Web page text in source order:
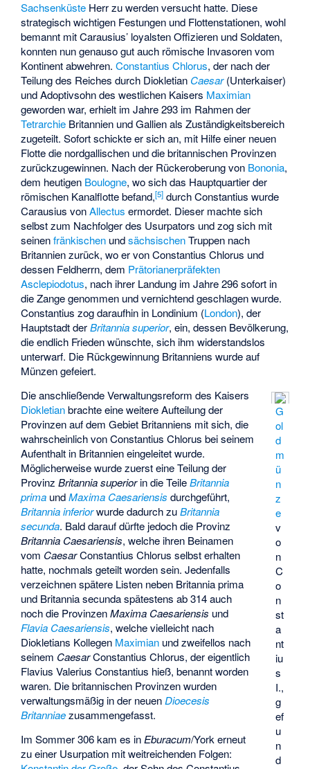
Sachsenküste Herr zu werden versucht hatte. Diese
strategisch wichtigen Festungen und Flottenstationen, wohl
bemannt mit Carausius’ loyalsten Offizieren und Soldaten,
konnten nun genauso gut auch römische Invasoren vom
Kontinent abwehren.Constantius Chlorus, der nach der
Teilung des Reiches durch Diokletian Caesar(Unterkaiser)
und Adoptivsohn des westlichen Kaisers Maximian
geworden war, erhielt im Jahre 293 im Rahmen der
Tetrarchie Britannien und Gallien als Zuständigkeitsbereich
zugeteilt. Sofort schickte er sich an, mit Hilfe einer neuen
Flotte die nordgallischen und die britannischen Provinzen
zurückzugewinnen. Nach der Rückeroberung von Bononia,
dem heutigen Boulogne, wo sich das Hauptquartier der
römischen Kanalflotte befand,[5] durch Constantius wurde
Carausius vonAllectus ermordet. Dieser machte sich
selbst zum Nachfolger des Usurpators und zog sich mit
seinenfränkischen undsächsischenTruppen nach
Britannien zurück, wo er von Constantius Chlorus und
dessen Feldherrn, dem Prätorianerpräfekten
Asclepiodotus, nach ihrer Landung im Jahre 296 sofort in
die Zange genommen und vernichtend geschlagen wurde.
Constantius zog daraufhin in Londinium (London), der
Hauptstadt derBritannia superior, ein, dessen Bevölkerung,
die endlich Frieden wünschte, sich ihm widerstandslos
unterwarf. Die Rückgewinnung Britanniens wurde auf
Münzen gefeiert.
G
ol
d
m
ü
n
z
e
v
o
n
C
o
n
st
a
nt
iu
s
I.,
g
ef
u
n
d
Die anschließende Verwaltungsreform des Kaisers
Diokletianbrachte eine weitere Aufteilung der
Provinzen auf dem Gebiet Britanniens mit sich, die
wahrscheinlich von Constantius Chlorus bei seinem
Aufenthalt in Britannien eingeleitet wurde.
Möglicherweise wurde zuerst eine Teilung der
ProvinzBritannia superiorin die TeileBritannia
prima undMaxima Caesariensis durchgeführt,
Britannia inferiorwurde dadurch zuBritannia
secunda. Bald darauf dürfte jedoch die Provinz
Britannia Caesariensis, welche ihren Beinamen
vom CaesarConstantius Chlorus selbst erhalten
hatte, nochmals geteilt worden sein. Jedenfalls
verzeichnen spätere Listen neben Britannia prima
und Britannia secunda spätestens ab 314 auch
noch die ProvinzenMaxima Caesariensis und
Flavia Caesariensis, welche vielleicht nach
Diokletians Kollegen Maximian und zweifellos nach
seinem CaesarConstantius Chlorus, der eigentlich
Flavius Valerius Constantius hieß, benannt worden
waren. Die britannischen Provinzen wurden
verwaltungsmäßig in der neuenDioecesis
Britanniaezusammengefasst.
Im Sommer 306 kam es in Eburacum/York erneut
zu einer Usurpation mit weitreichenden Folgen: